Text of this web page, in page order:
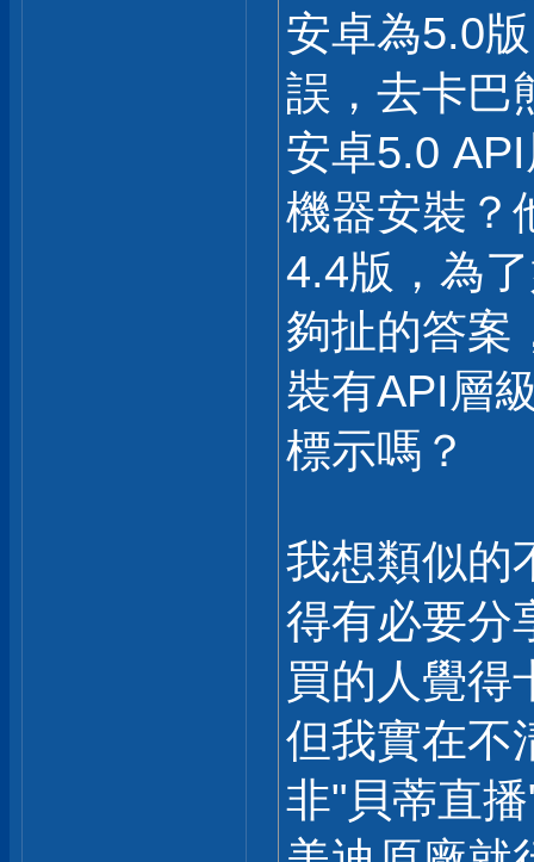
安卓為5.0
誤，去卡巴
安卓5.0
機器安裝？
4.4版，為
夠扯的答案
裝有API層
標示嗎？
我想類似的
得有必要分
買的人覺得
但我實在不
非"貝蒂直